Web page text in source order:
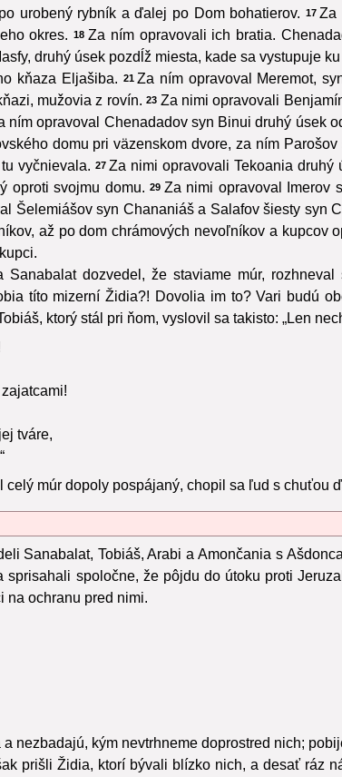
urobený rybník a ďalej po Dom bohatierov. 17 Za
okres.
18 Za ním opravovali ich bratia.
druhý úsek pozdĺž miesta, kade sa vystupuje
kňaza Eljašiba. 21 Za ním opravoval Meremot,
mužovia z rovín. 23 Za nimi opravovali
ním opravoval Chenadadov syn Binui druhý úsek
domu pri väzenskom dvore, za ním Parošov
vyčnievala. 27 Za nimi opravovali Tekoania druhý
oproti svojmu domu. 29 Za nimi opravoval Imerov
Šelemiášov syn Chananiáš a Salafov šiesty syn
až po dom chrámových nevoľníkov a kupcov
Sanabalat dozvedel, že staviame múr,
títo mizerní Židia?! Dovolia im to? Vari budú
ktorý stál pri ňom, vyslovil sa takisto: „Len
tváre,
celý múr dopoly pospájaný, chopil sa ľud s chuťou
Sanabalat, Tobiáš, Arabi a Amončania s
sprisahali spoločne, že pôjdu do útoku proti
na ochranu pred nimi.
nezbadajú, kým nevtrhneme doprostred nich;
prišli Židia, ktorí bývali blízko nich, a desať ráz